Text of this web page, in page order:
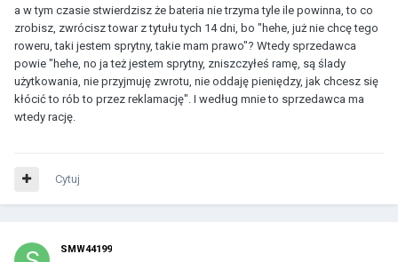
a w tym czasie stwierdzisz że bateria nie trzyma tyle ile powinna, to co
zrobisz, zwrócisz towar z tytułu tych 14 dni, bo "hehe, już nie chcę tego
roweru, taki jestem sprytny, takie mam prawo"? Wtedy sprzedawca
powie "hehe, no ja też jestem sprytny, zniszczyłeś ramę, są ślady
użytkowania, nie przyjmuję zwrotu, nie oddaję pieniędzy, jak chcesz się
kłócić to rób to przez reklamację". I według mnie to sprzedawca ma
wtedy rację.
Cytuj
SMW44199